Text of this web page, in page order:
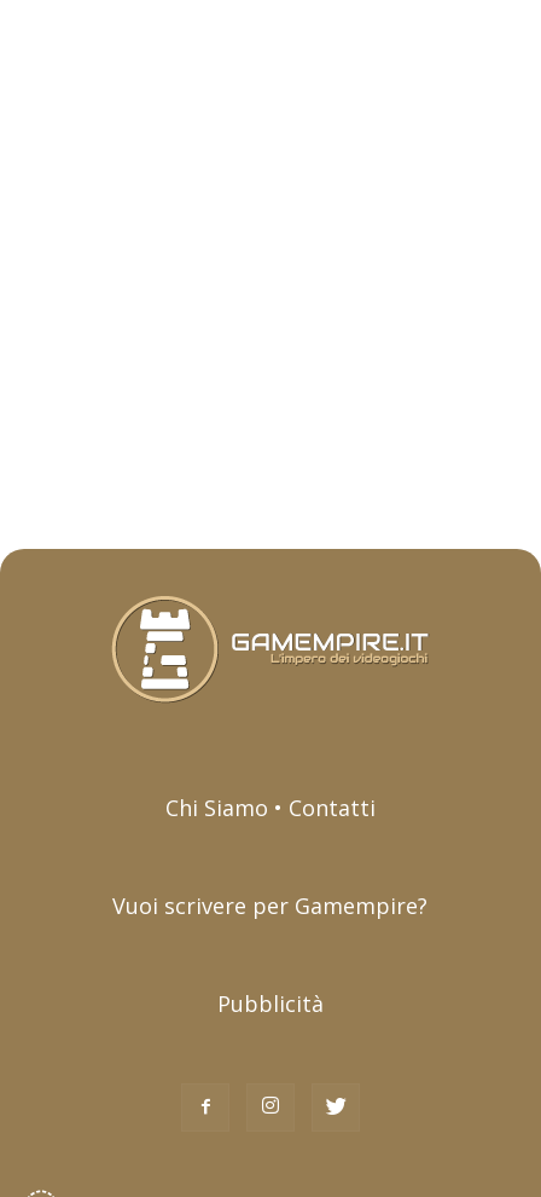
Chi Siamo • Contatti
Vuoi scrivere per Gamempire?
Pubblicità